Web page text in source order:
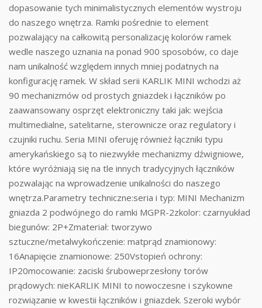
dopasowanie tych minimalistycznych elementów wystroju
do naszego wnętrza. Ramki pośrednie to element
pozwalający na całkowitą personalizację kolorów ramek
wedle naszego uznania na ponad 900 sposobów, co daje
nam unikalność względem innych mniej podatnych na
konfigurację ramek. W skład serii KARLIK MINI wchodzi aż
90 mechanizmów od prostych gniazdek i łączników po
zaawansowany osprzęt elektroniczny taki jak: wejścia
multimedialne, satelitarne, sterownicze oraz regulatory i
czujniki ruchu. Seria MINI oferuję również łączniki typu
amerykańskiego są to niezwykłe mechanizmy dźwigniowe,
które wyróżniają się na tle innych tradycyjnych łączników
pozwalając na wprowadzenie unikalności do naszego
wnętrza.Parametry techniczne:seria i typ: MINI Mechanizm
gniazda 2 podwójnego do ramki MGPR-2zkolor: czarnyukład
biegunów: 2P+Zmateriał: tworzywo
sztuczne/metalwykończenie: matprąd znamionowy:
16Anapięcie znamionowe: 250Vstopień ochrony:
IP20mocowanie: zaciski śruboweprzesłony torów
prądowych: nieKARLIK MINI to nowoczesne i szykowne
rozwiązanie w kwestii łączników i gniazdek. Szeroki wybór